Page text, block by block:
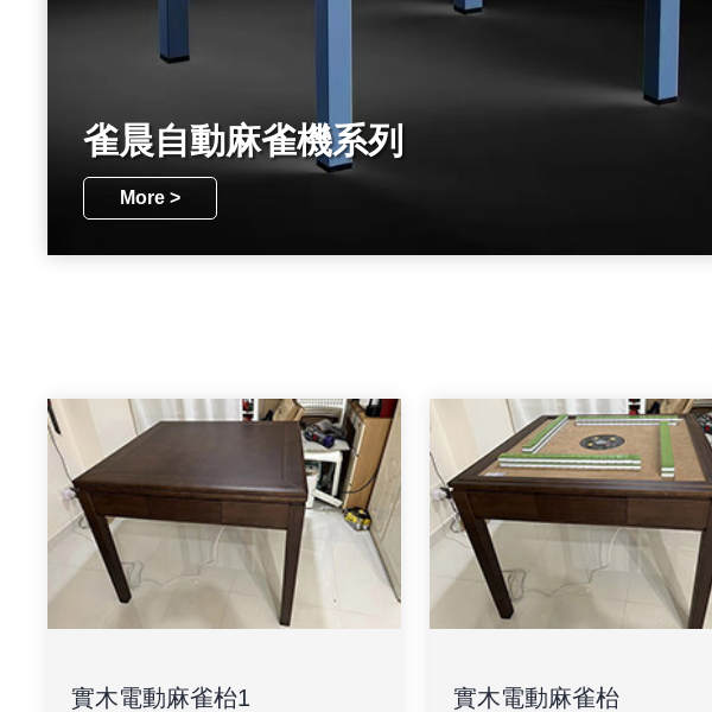
雀晨自動麻雀機系列
More >
實木電動麻雀枱1 實木電動麻雀枱